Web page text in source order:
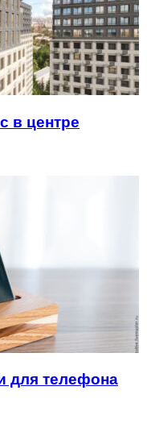
в центре
для телефона